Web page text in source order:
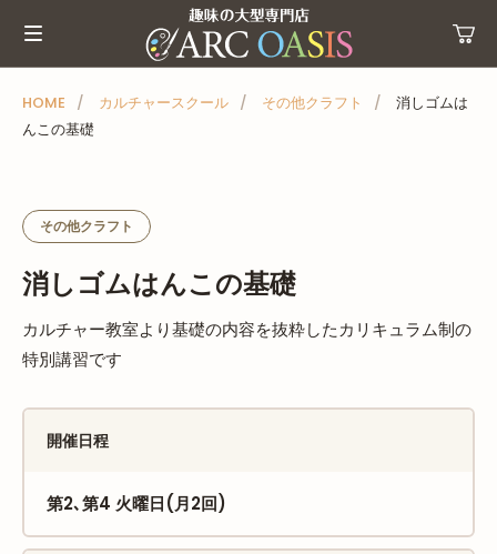
ュ
HOME カルチャースクール その他クラフト
消しゴムは
んこの基礎
その他クラフト
消しゴムはんこの基礎
カルチャー教室より基礎の内容を抜粋したカリキュラム制の
特別講習です
開催日程
第2､第4 火曜日(月2回)